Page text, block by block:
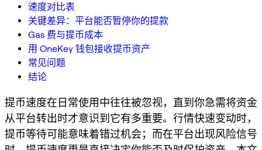
速度对比表
关键差异：平台能否暂停你的提款
Gas 费与提币成本
用 OneKey 钱包接收提币资产
常见问题
结论
提币速度在日常使用中往往被忽视，直到你急需将资金
从平台转出时才意识到它有多重要。行情快速变动时，
提币等待可能意味着错过机会；而在平台出现风险信号